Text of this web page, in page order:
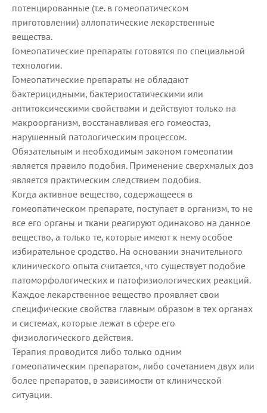
потенцированные (т.е. в гомеопатическом
приготовлении) аллопатические лекарственные
вещества.
Гомеопатические препараты готовятся по специальной
технологии.
Гомеопатические препараты не обладают
бактерицидными, бактериостатическими или
антитоксическими свойствами и действуют только на
макроорганизм, восстанавливая его гомеостаз,
нарушенный патологическим процессом.
Обязательным и необходимым законом гомеопатии
является правило подобия. Применение сверхмалых доз
является практическим следствием подобия.
Когда активное вещество, содержащееся в
гомеопатическом препарате, поступает в организм, то не
все его органы и ткани реагируют одинаково на данное
вещество, а только те, которые имеют к нему особое
избирательное сродство. На основании значительного
клинического опыта считается, что существует подобие
патоморфологических и патофизиологических реакций.
Каждое лекарственное вещество проявляет свои
специфические свойства главным образом в тех органах
и системах, которые лежат в сфере его
физиологического действия.
Терапия проводится либо только одним
гомеопатическим препаратом, либо сочетанием двух или
более препаратов, в зависимости от клинической
ситуации.